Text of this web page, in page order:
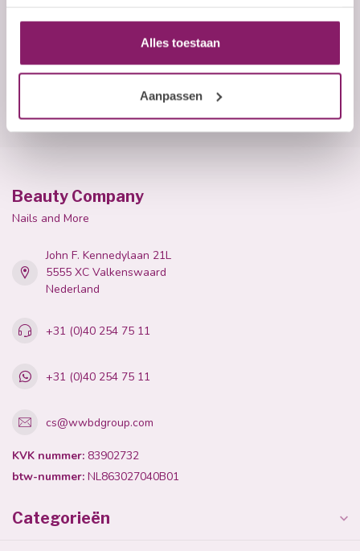
Alles toestaan
Aanpassen
Abonneer
Beauty Company
Nails and More
John F. Kennedylaan 21L
5555 XC Valkenswaard
Nederland
+31 (0)40 254 75 11
+31 (0)40 254 75 11
cs@wwbdgroup.com
KVK nummer: 83902732
btw-nummer: NL863027040B01
Categorieën